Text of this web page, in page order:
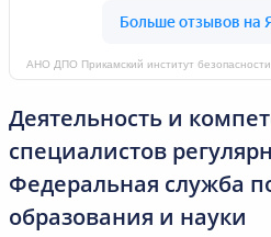
Деятельность и
специалистов
Федеральная служба
образования и науки